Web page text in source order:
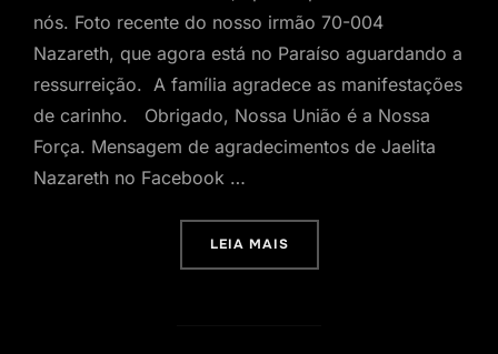
nós. Foto recente do nosso irmão 70-004
Nazareth, que agora está no Paraíso aguardando a
ressurreição. A família agradece as manifestações
de carinho. Obrigado, Nossa União é a Nossa
Força. Mensagem de agradecimentos de Jaelita
Nazareth no Facebook …
LEIA MAIS“70-004 WELLINGTON